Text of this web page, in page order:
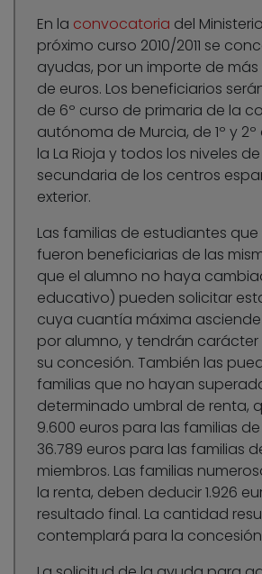
En la convocatoria del
próximo curso 2010/2011 se
ayudas, por un importe de más
de euros. Los beneficiarios
de 6º curso de primaria de la
autónoma de Murcia, de 1º y
la La Rioja y todos los niveles
secundaria de los centros
exterior.
Las familias de estudiantes
fueron beneficiarias de las
que el alumno no haya
educativo) pueden solicitar
cuya cuantía máxima asciende
por alumno, y tendrán
su concesión. También las
familias que no hayan
determinado umbral de renta,
9.600 euros para las familias
36.789 euros para las familias
miembros. Las familias
la renta, deben deducir 1.926
resultado final. La cantidad
contemplará para la